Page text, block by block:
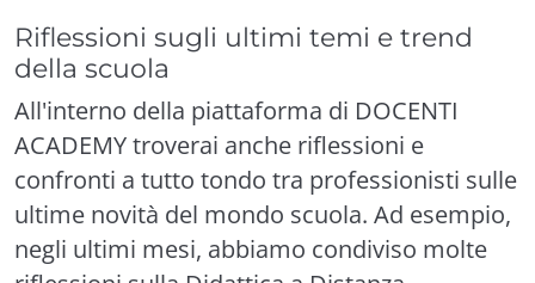
Riflessioni sugli ultimi temi e trend
della scuola
All'interno della piattaforma di DOCENTI
ACADEMY troverai anche riflessioni e
confronti a tutto tondo tra professionisti sulle
ultime novità del mondo scuola. Ad esempio,
negli ultimi mesi, abbiamo condiviso molte